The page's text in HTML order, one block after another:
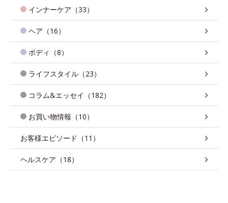
インナーケア（33）
ヘア（16）
ボディ（8）
ライフスタイル（23）
コラム&エッセイ（182）
お買い物情報（10）
お客様エピソード（11）
ヘルスケア（18）